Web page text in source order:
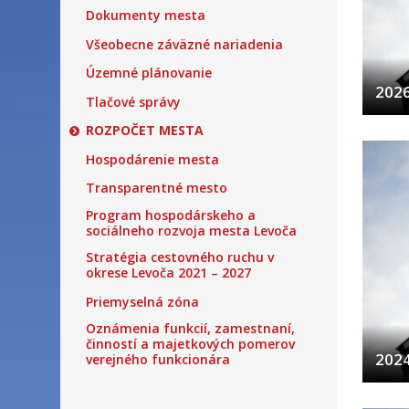
Dokumenty mesta
Všeobecne záväzné nariadenia
Územné plánovanie
Tlačové správy
ROZPOČET MESTA
Hospodárenie mesta
Transparentné mesto
Program hospodárskeho a
sociálneho rozvoja mesta Levoča
Stratégia cestovného ruchu v
okrese Levoča 2021 – 2027
Priemyselná zóna
Oznámenia funkcií, zamestnaní,
činností a majetkových pomerov
verejného funkcionára